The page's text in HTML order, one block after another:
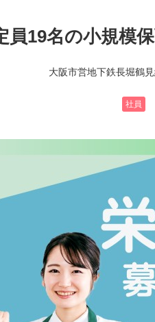
員19名の小規模
大阪市営地下鉄長堀鶴
社員